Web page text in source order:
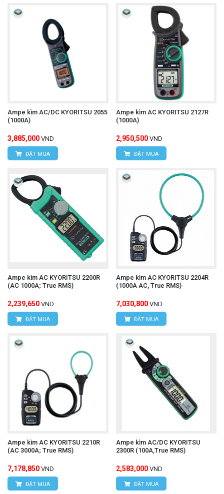
Ampe kìm AC/DC KYORITSU 2055
(1000A)
3,885,000 VND
ĐẶT MUA
Ampe kìm AC KYORITSU 2127R
(1000A)
2,950,500 VND
ĐẶT MUA
Ampe kìm AC KYORITSU 2200R
(AC 1000A; True RMS)
2,239,650 VND
ĐẶT MUA
Ampe kìm AC KYORITSU 2204R
(1000A AC, True RMS)
7,030,800 VND
ĐẶT MUA
Ampe kìm AC KYORITSU 2210R
(AC 3000A; True RMS)
7,178,850 VND
ĐẶT MUA
Ampe kìm AC/DC KYORITSU
2300R (100A,True RMS)
2,583,000 VND
ĐẶT MUA